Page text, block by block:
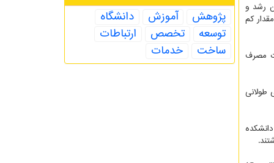
رشد و
کم
مصرف
طولانی
پژوهش آموزش
دانشگاه
توسعه
تخصص
ارتباطات
ساخت
خدمات